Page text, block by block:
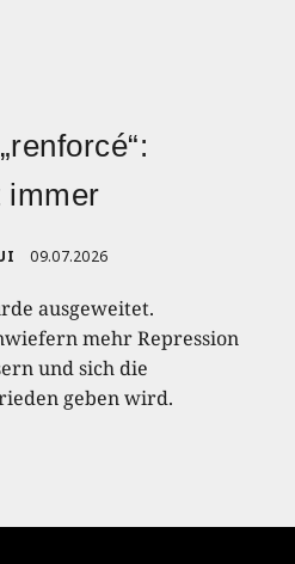
immer
09.07.2026
ausgeweitet.
mehr Repression
und sich die
geben wird.